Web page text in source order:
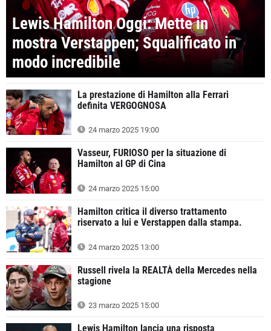
Lewis Hamilton Oggi: Mette in
mostra Verstappen; Squalificato in
modo incredibile
La prestazione di Hamilton alla Ferrari
definita VERGOGNOSA
24 marzo 2025 19:00
Vasseur, FURIOSO per la situazione di
Hamilton al GP di Cina
24 marzo 2025 15:00
Hamilton critica il diverso trattamento
riservato a lui e Verstappen dalla stampa.
24 marzo 2025 13:00
Russell rivela la REALTÀ della Mercedes nella
stagione
23 marzo 2025 15:00
Lewis Hamilton lancia una risposta